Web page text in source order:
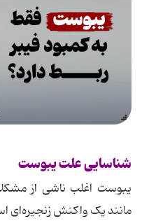
شناسایی علت یبوست
یبوست اغلب ناشی از
مانند یک واکنش زنجیره‌ای